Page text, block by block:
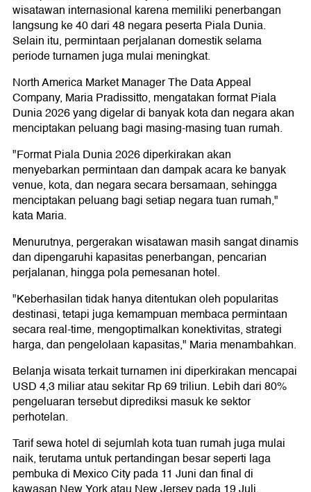
wisatawan internasional karena memiliki penerbangan
langsung ke 40 dari 48 negara peserta Piala Dunia.
Selain itu, permintaan perjalanan domestik selama
periode turnamen juga mulai meningkat.
North America Market Manager The Data Appeal
Company, Maria Pradissitto, mengatakan format Piala
Dunia 2026 yang digelar di banyak kota dan negara akan
menciptakan peluang bagi masing-masing tuan rumah.
"Format Piala Dunia 2026 diperkirakan akan
menyebarkan permintaan dan dampak acara ke banyak
venue, kota, dan negara secara bersamaan, sehingga
menciptakan peluang bagi setiap negara tuan rumah,"
kata Maria.
Menurutnya, pergerakan wisatawan masih sangat dinamis
dan dipengaruhi kapasitas penerbangan, pencarian
perjalanan, hingga pola pemesanan hotel.
"Keberhasilan tidak hanya ditentukan oleh popularitas
destinasi, tetapi juga kemampuan membaca permintaan
secara real-time, mengoptimalkan konektivitas, strategi
harga, dan pengelolaan kapasitas," Maria menambahkan.
Belanja wisata terkait turnamen ini diperkirakan mencapai
USD 4,3 miliar atau sekitar Rp 69 triliun. Lebih dari 80%
pengeluaran tersebut diprediksi masuk ke sektor
perhotelan.
Tarif sewa hotel di sejumlah kota tuan rumah juga mulai
naik, terutama untuk pertandingan besar seperti laga
pembuka di Mexico City pada 11 Juni dan final di